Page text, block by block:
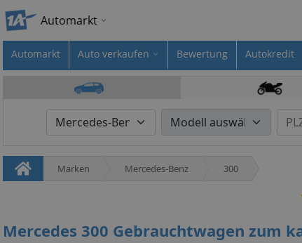
Automarkt
Automarkt Auto verkaufen Bewertung Autokredit
Marken Mercedes-Benz 300
Mercedes 300 Gebrauchtwagen zum